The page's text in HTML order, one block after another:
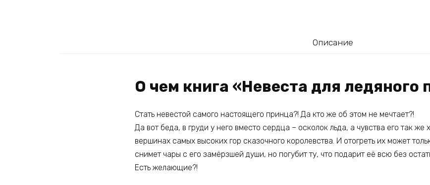
Описание
О чем книга «Невеста для ледяного
Стать невестой самого настоящего принца?! Да кто же об этом не мечтает?!
Да вот беда, в груди у него вместо сердца – осколок льда, а чувства его так же
вершинах самых высоких гор сказочного королевства. И отогреть их может
снимет чары с его замёрзшей души, но погубит ту, что подарит её всю без
Есть желающие?!